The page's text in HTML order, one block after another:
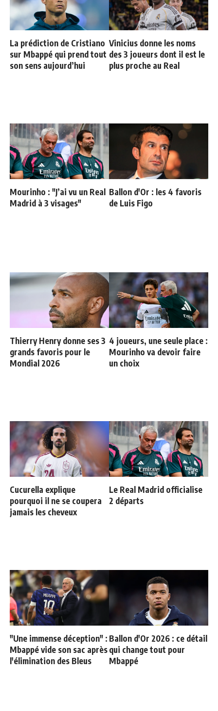
La prédiction de Cristiano
sur Mbappé qui prend tout
son sens aujourd’hui
Vinicius donne les noms
des 3 joueurs dont il est le
plus proche au Real
Mourinho : "J’ai vu un Real
Madrid à 3 visages"
Ballon d'Or : les 4 favoris
de Luis Figo
Thierry Henry donne ses 3
grands favoris pour le
Mondial 2026
4 joueurs, une seule place :
Mourinho va devoir faire
un choix
Cucurella explique
pourquoi il ne se coupera
jamais les cheveux
Le Real Madrid officialise
2 départs
"Une immense déception" :
Mbappé vide son sac après
l'élimination des Bleus
Ballon d'Or 2026 : ce détail
qui change tout pour
Mbappé